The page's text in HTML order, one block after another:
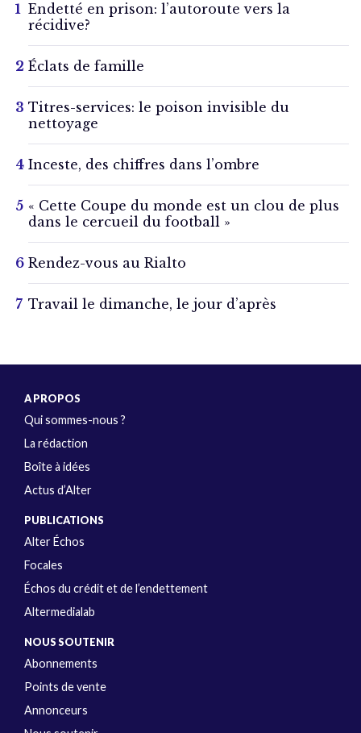
Endetté en prison: l’autoroute vers la
récidive?
Éclats de famille
Titres-services: le poison invisible du
nettoyage
Inceste, des chiffres dans l’ombre
« Cette Coupe du monde est un clou de plus
dans le cercueil du football »
Rendez-vous au Rialto
Travail le dimanche, le jour d’après
A PROPOS
Qui sommes-nous ?
La rédaction
Boîte à idées
Actus d’Alter
PUBLICATIONS
Alter Échos
Focales
Échos du crédit et de l’endettement
Altermedialab
NOUS SOUTENIR
Abonnements
Points de vente
Annonceurs